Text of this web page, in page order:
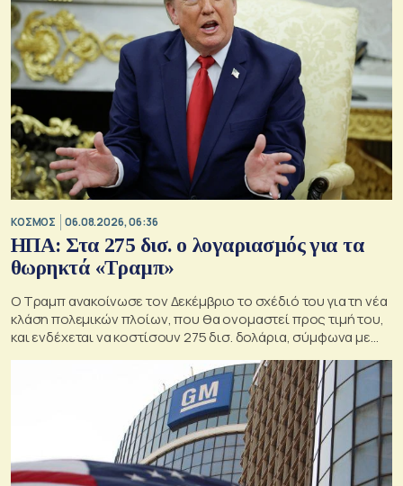
ΚΟΣΜΟΣ 06.08.2026, 06:36
ΗΠΑ: Στα 275 δισ. ο λογαριασμός για τα
θωρηκτά «Τραμπ»
Ο Τραμπ ανακοίνωσε τον Δεκέμβριο το σχέδιό του για τη νέα
κλάση πολεμικών πλοίων, που θα ονομαστεί προς τιμή του,
και ενδέχεται να κοστίσουν 275 δισ. δολάρια, σύμφωνα με